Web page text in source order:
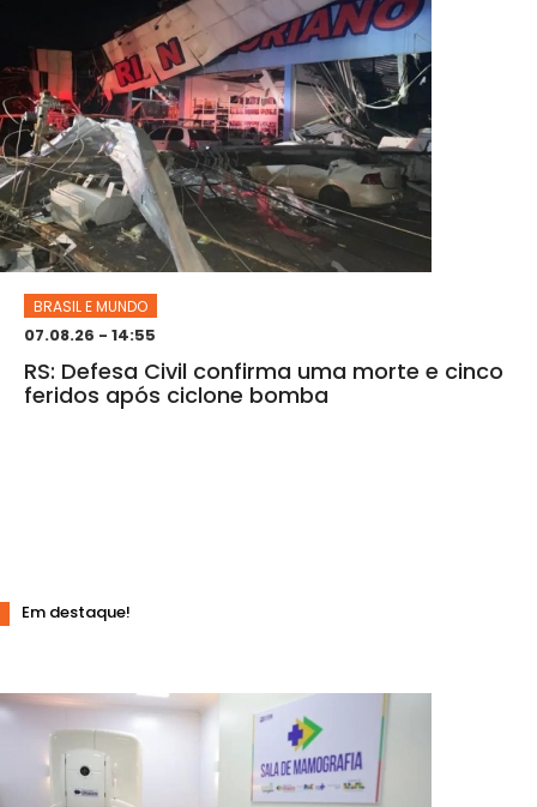
BRASIL E MUNDO
07.08.26 - 14:55
RS: Defesa Civil confirma uma morte e cinco
feridos após ciclone bomba
Em destaque!